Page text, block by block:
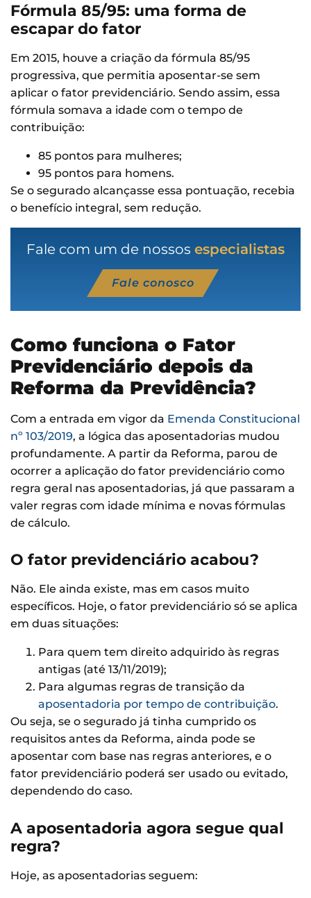
Fórmula 85/95: uma forma de
escapar do fator
Em 2015, houve a criação da fórmula 85/95
progressiva, que permitia aposentar-se sem
aplicar o fator previdenciário. Sendo assim, essa
fórmula somava a idade com o tempo de
contribuição:
85 pontos para mulheres;
95 pontos para homens.
Se o segurado alcançasse essa pontuação, recebia
o benefício integral, sem redução.
Fale com um de nossos especialistas
Fale conosco
Como funciona o Fator
Previdenciário depois da
Reforma da Previdência?
Com a entrada em vigor da Emenda Constitucional
nº 103/2019, a lógica das aposentadorias mudou
profundamente. A partir da Reforma, parou de
ocorrer a aplicação do fator previdenciário como
regra geral nas aposentadorias, já que passaram a
valer regras com idade mínima e novas fórmulas
de cálculo.
O fator previdenciário acabou?
Não. Ele ainda existe, mas em casos muito
específicos. Hoje, o fator previdenciário só se aplica
em duas situações:
Para quem tem direito adquirido às regras
antigas (até 13/11/2019);
Para algumas regras de transição da
aposentadoria por tempo de contribuição.
Ou seja, se o segurado já tinha cumprido os
requisitos antes da Reforma, ainda pode se
aposentar com base nas regras anteriores, e o
fator previdenciário poderá ser usado ou evitado,
dependendo do caso.
A aposentadoria agora segue qual
regra?
Hoje, as aposentadorias seguem: